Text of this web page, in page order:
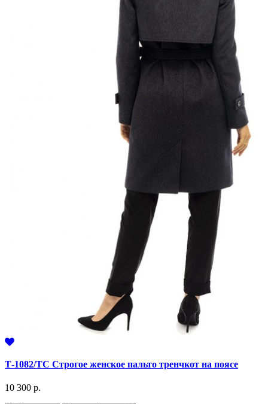
Т-1082/ТС Строгое женское пальто тренчкот на поясе
10 300 р.